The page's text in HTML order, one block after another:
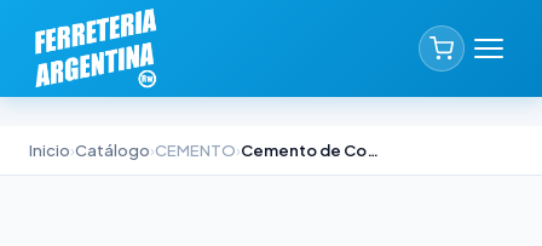
Inicio›Catálogo›CEMENTO› Cemento de Contacto Fortex 101 x 50cc